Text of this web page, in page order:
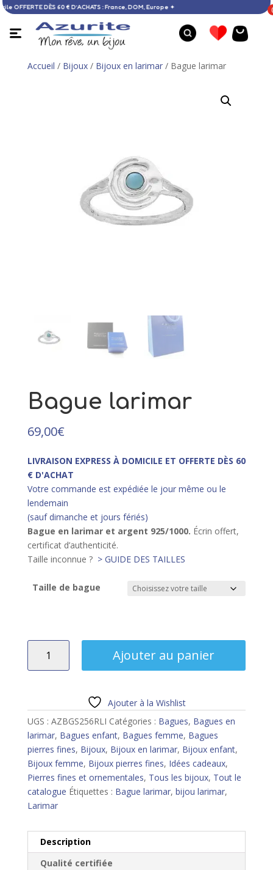
domicile OFFERTE DÈS 60 € D’ACHATS : France, DOM, Europe ✦
Accueil / Bijoux/ Bijoux en larimar/ Bague larimar
Bague larimar
69,00€
LIVRAISON EXPRESS À DOMICILE ET OFFERTE DÈS 60
€ D'ACHAT
Votre commande est expédiée le jour même ou le
lendemain
(sauf dimanche et jours fériés)
Bague en larimar et argent 925/1000. Écrin offert,
certificat d’authenticité.
Taille inconnue ? > GUIDE DES TAILLES
Taille de bague
Ajouter au panier
Ajouter à la Wishlist
UGS : AZBGS256RLI Catégories : Bagues, Bagues en
larimar, Bagues enfant, Bagues femme, Bagues
pierres fines, Bijoux, Bijoux en larimar, Bijoux enfant,
Bijoux femme, Bijoux pierres fines, Idées cadeaux,
Pierres fines et ornementales, Tous les bijoux, Tout le
catalogue Étiquettes : Bague larimar, bijou larimar,
Larimar
Description
Qualité certifiée